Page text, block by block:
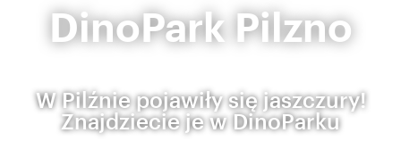
DinoPark Pilzno
W Pilźnie pojawiły się jaszczury!
Znajdziecie je w DinoParku